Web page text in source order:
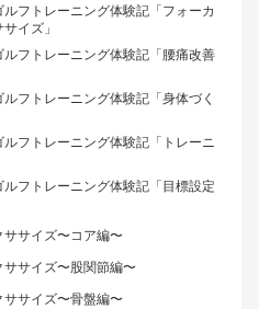
フトレーニング体験記「フォーカ
イズ」
フトレーニング体験記「腰痛改善
フトレーニング体験記「身体づく
フトレーニング体験記「トレーニ
フトレーニング体験記「目標設定
サイズ〜コア編〜
サイズ〜股関節編〜
サイズ〜骨盤編〜